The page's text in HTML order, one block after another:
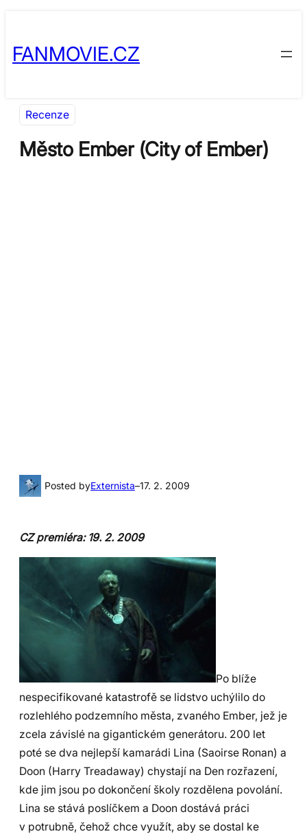
obsah
content
FANMOVIE.CZ
Recenze
Město Ember (City of Ember)
Posted byExternista–17. 2. 2009
CZ premiéra: 19. 2. 2009
Po blíže
nespecifikované katastrofě se lidstvo uchýlilo do
rozlehlého podzemního města, zvaného Ember, jež je
zcela závislé na gigantickém generátoru. 200 let
poté se dva nejlepší kamarádi Lina (Saoirse Ronan) a
Doon (Harry Treadaway) chystají na Den rozřazení,
kde jim jsou po dokončení školy rozdělena povolání.
Lina se stává poslíčkem a Doon dostává práci
v potrubně, čehož chce využít, aby se dostal ke